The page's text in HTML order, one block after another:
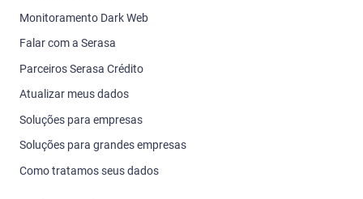
Monitoramento Dark Web
Falar com a Serasa
Parceiros Serasa Crédito
Atualizar meus dados
Soluções para empresas
Soluções para grandes empresas
Como tratamos seus dados